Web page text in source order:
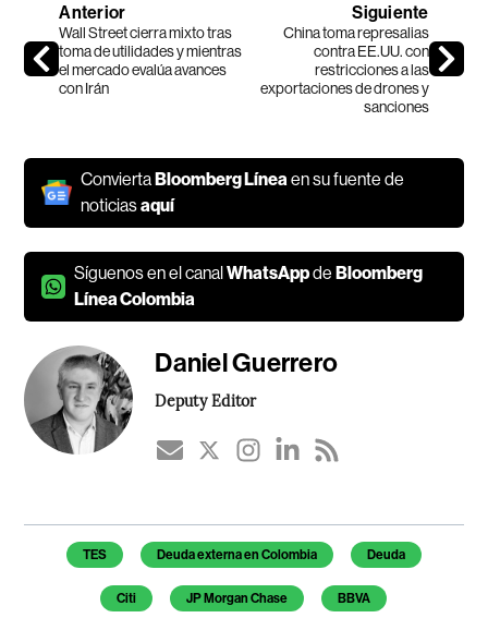
Anterior
Wall Street cierra mixto tras
toma de utilidades y mientras
el mercado evalúa avances
con Irán
Siguiente
China toma represalias
contra EE.UU. con
restricciones a las
exportaciones de drones y
sanciones
ConviertaBloomberg Línea en su fuente de
noticiasaquí
Síguenos en el canalWhatsAppdeBloomberg
Línea Colombia
Daniel Guerrero
Deputy Editor
Temas de este artículo
TES Deuda externa en Colombia Deuda
Citi JP Morgan Chase BBVA